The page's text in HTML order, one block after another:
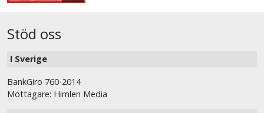
Stöd oss
I Sverige
BankGiro 760-2014
Mottagare: Himlen Media